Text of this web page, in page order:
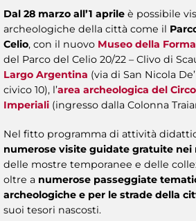
Dal 28 marzo all’1 aprile è possibile
archeologiche della città come il
Celio, con il nuovo Museo della
del Parco del Celio 20/22 – Clivo di
Largo Argentina (via di San Nicola
civico 10), l’area archeologica del
Imperiali (ingresso dalla Colonna
Nel fitto programma di attività
numerose visite guidate gratuite nei
delle mostre temporanee e delle
oltre a numerose passeggiate
archeologiche e per le strade della
suoi tesori nascosti.